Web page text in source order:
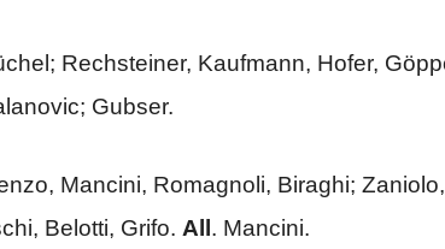
Rechsteiner, Kaufmann, Hofer,
Gubser.
Mancini, Romagnoli, Biraghi; Zaniolo,
Belotti, Grifo. All. Mancini.